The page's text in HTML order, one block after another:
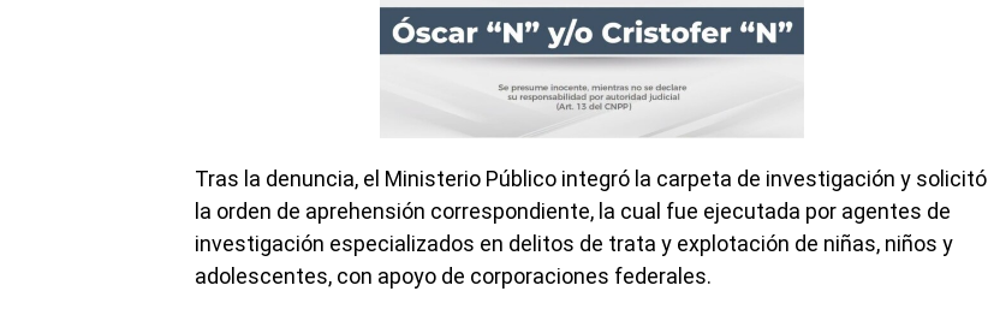
Tras la denuncia, el Ministerio Público integró la carpeta de investigación y solicitó
la orden de aprehensión correspondiente, la cual fue ejecutada por agentes de
investigación especializados en delitos de trata y explotación de niñas, niños y
adolescentes, con apoyo de corporaciones federales.